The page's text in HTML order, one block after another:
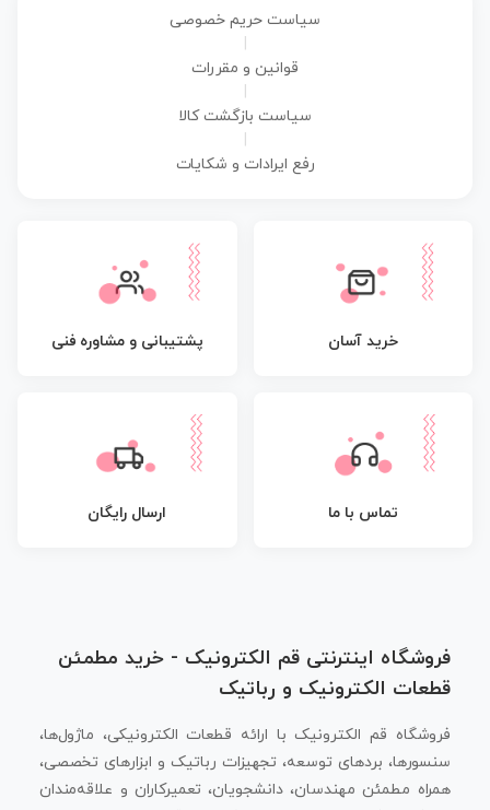
سیاست حریم خصوصی
قوانین و مقررات
سیاست بازگشت کالا
رفع ایرادات و شکایات
خرید آسان پشتیبانی و مشاوره فنی
تماس با ما ارسال رایگان
فروشگاه اینترنتی قم الکترونیک - خرید مطمئن
قطعات الکترونیک و رباتیک
فروشگاه قم الکترونیک با ارائه قطعات الکترونیکی، ماژول‌ها،
سنسورها، بردهای توسعه، تجهیزات رباتیک و ابزارهای تخصصی،
همراه مطمئن مهندسان، دانشجویان، تعمیرکاران و علاقه‌مندان